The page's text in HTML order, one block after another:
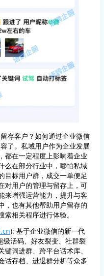
存客户？如何通过企业微信
了。私域用户作为企业发展
都在一定程度上影响着企业
么在部分行业中，哪怕私域
目标用户群，成交一单便足
对用户的管理与留存上，可
来增强运营能力，提升与客
，也有其他帮助用户留存的
相关程序进行体验。
): 基于企业微信的新一代
级活码、好友裂变、社群裂
词进群、跨平台话术库、
话存档、进退群分析等众多